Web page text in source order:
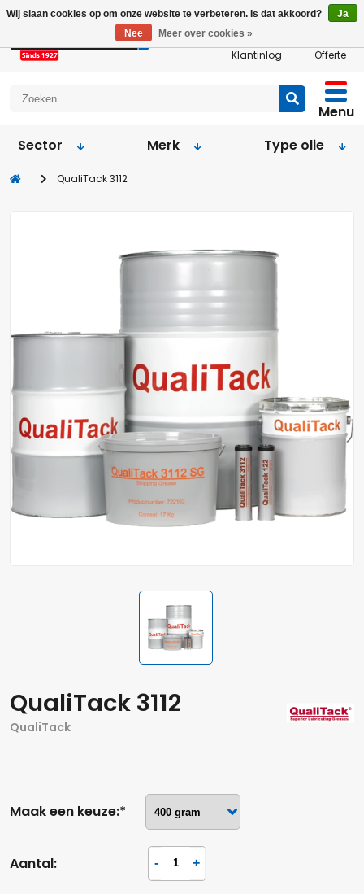
Klantinlog Offerte
Menu
Sector
Merk Type olie
QualiTack 3112
QualiTack 3112
QualiTack
Maak een keuze:*
Aantal:
Wij slaan cookies op om onze website te verbeteren. Is dat akkoord?
Ja
Nee
Meer over cookies »